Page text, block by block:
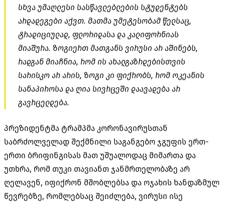
სხვა უმაღლესი სასწავლებლების სტუდენტებს
არდადეგები აქვთ. მათმა უმეტესობამ წელსაც,
ტრადიციულად, ფლორიდასა და კალიფორნიას
მიაშურა. ზოგიერთ მათგანს ვირუსი არ აშინებს,
რადგან მიაჩნია, რომ ის ახალგაზრდებისთვის
სარისკო არ არის, ზოგი კი ფიქრობს, რომ ოკეანის
სანაპიროსა და ღია სივრცეში დაავადება არ
გავრცელდება.
პრეზიდენტმა ტრამპმა კორონავირუსთან
საბრძოლველად შექმნილი საგანგებო ჯგუფის ერთ-
ერთი ბრიფინგისას მათ უშუალოდაც მიმართა და
უთხრა, რომ თუკი თავიანთ ჯანმრთელობაზე არ
ღელავენ, იფიქრონ მშობლებსა და ოჯახის ხანდაზმულ
წევრებზე, რომლებსაც შეიძლება, ვირუსი ისე